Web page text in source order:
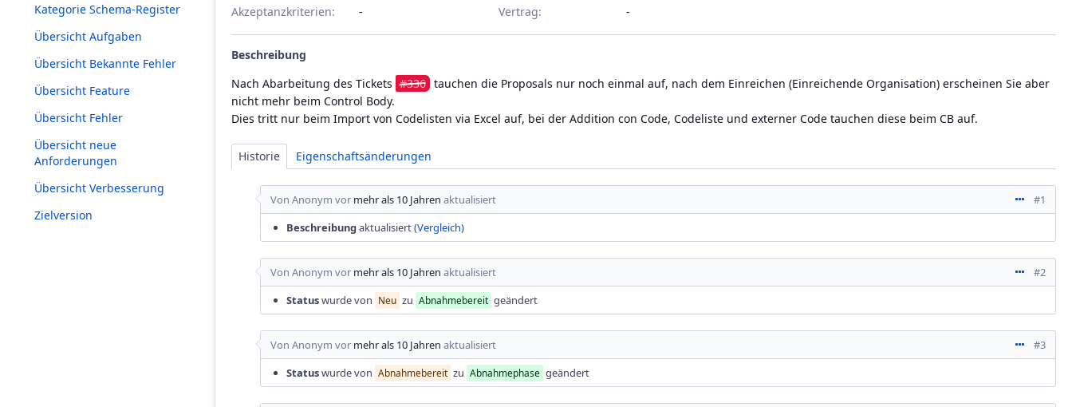
Kategorie Schema-Register
Übersicht Aufgaben
Übersicht Bekannte Fehler
Übersicht Feature
Übersicht Fehler
Übersicht neue
Anforderungen
Übersicht Verbesserung
Zielversion
Akzeptanzkriterien: Vertrag:
Beschreibung
Nach Abarbeitung des Tickets #336 tauchen die Proposals nur noch einmal auf, nach dem Einreichen (Einreichende Organisation) erscheinen Sie aber
nicht mehr beim Control Body.
Dies tritt nur beim Import von Codelisten via Excel auf, bei der Addition con Code, Codeliste und externer Code tauchen diese beim CB auf.
Historie Eigenschaftsänderungen
#1
Von Anonym vor mehr als 10 Jahren aktualisiert
Beschreibungaktualisiert (Vergleich)
#2
Von Anonym vor mehr als 10 Jahren aktualisiert
Statuswurde von Neu zu Abnahmebereit geändert
#3
Von Anonym vor mehr als 10 Jahren aktualisiert
Statuswurde von Abnahmebereit zu Abnahmephase geändert